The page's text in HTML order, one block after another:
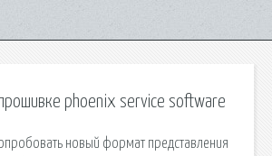
phoenix service software
новый формат представления